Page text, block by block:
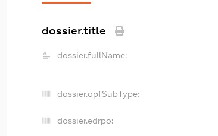
dossier.title
dossier.fullName:
dossier.opfSubType:
dossier.edrpo: